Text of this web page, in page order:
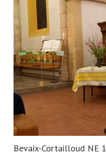
Bevaix-Cortailloud NE 1